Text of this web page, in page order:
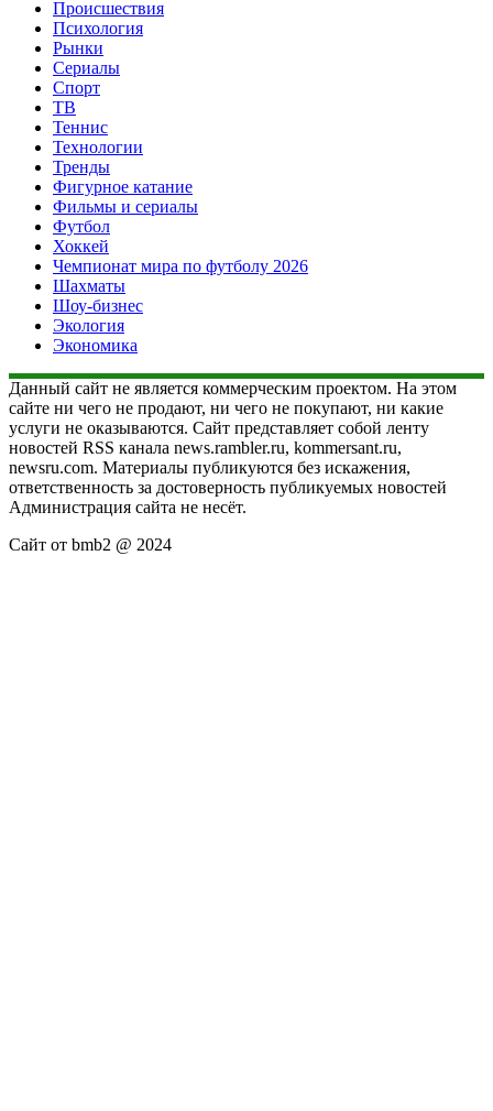
Происшествия
Психология
Рынки
Сериалы
Спорт
ТВ
Теннис
Технологии
Тренды
Фигурное катание
Фильмы и сериалы
Футбол
Хоккей
Чемпионат мира по футболу 2026
Шахматы
Шоу-бизнес
Экология
Экономика
Данный сайт не является коммерческим проектом. На этом
сайте ни чего не продают, ни чего не покупают, ни какие
услуги не оказываются. Сайт представляет собой ленту
новостей RSS канала news.rambler.ru, kommersant.ru,
newsru.com. Материалы публикуются без искажения,
ответственность за достоверность публикуемых новостей
Администрация сайта не несёт.
Сайт от bmb2 @ 2024